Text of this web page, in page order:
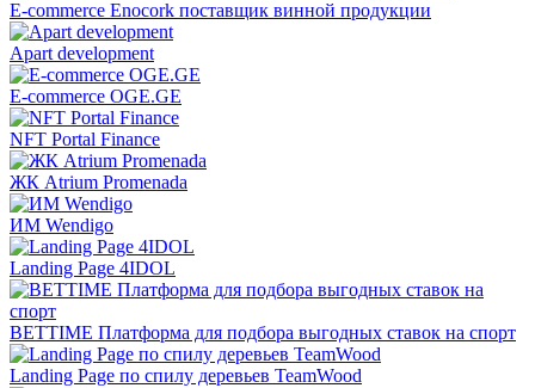
E-commerce Enocork поставщик винной продукции
Apart development
E-commerce OGE.GE
NFT Portal Finance
ЖК Atrium Promenada
ИМ Wendigo
Landing Page 4IDOL
BETTIME Платформа для подбора выгодных ставок на спорт
Landing Page по спилу деревьев TeamWood